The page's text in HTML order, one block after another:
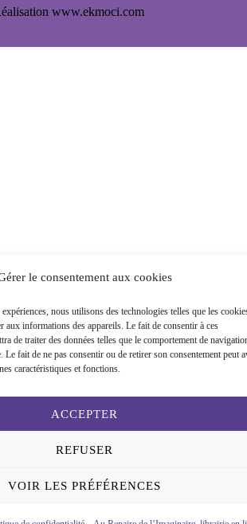
le consentement aux cookies
nous utilisons des technologies telles que les
aux informations des appareils. Le fait de consentir à ces
de traiter des données telles que le comportement de
Le fait de ne pas consentir ou de retirer son consentement peut
caractéristiques et fonctions.
ACCEPTER
REFUSER
VOIR LES PRÉFÉRENCES
www.ekmoci.com